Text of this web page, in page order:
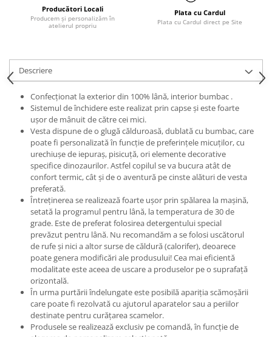
Producători Locali
Producem și personalizăm în
atelierul propriu
Plata cu Cardul
Plata cu Cardul direct pe Site
Descriere
Confecționat la exterior din 100% lână, interior bumbac .
Sistemul de închidere este realizat prin capse și este foarte
ușor de mânuit de către cei mici.
Vesta dispune de o glugă călduroasă, dublată cu bumbac, care
poate fi personalizată în funcție de preferințele micuților, cu
urechiușe de iepuraș, pisicuță, ori elemente decorative
specifice dinozaurilor. Astfel copilul se va bucura atât de
confort termic, cât și de o aventură pe cinste alături de vesta
preferată.
Întreținerea se realizează foarte ușor prin spălarea la mașină,
setată la programul pentru lână, la temperatura de 30 de
grade. Este de preferat folosirea detergentului special
prevăzut pentru lână. Nu recomandăm a se folosi uscătorul
de rufe și nici a altor surse de căldură (calorifer), deoarece
poate genera modificări ale produsului! Cea mai eficientă
modalitate este aceea de uscare a produselor pe o suprafață
orizontală.
În urma purtării îndelungate este posibilă apariția scămoșării
care poate fi rezolvată cu ajutorul aparatelor sau a periilor
destinate pentru curățarea scamelor.
Produsele se realizează exclusiv pe comandă, în funcție de